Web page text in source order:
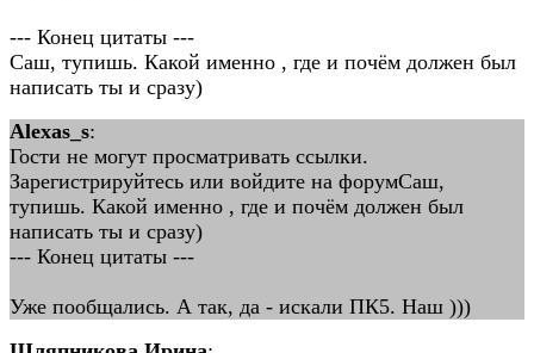
--- Конец цитаты ---
Саш, тупишь. Какой именно , где и почём должен был
написать ты и сразу)
Alexas_s:
Гости не могут просматривать ссылки.
Зарегистрируйтесь или войдите на форумСаш,
тупишь. Какой именно , где и почём должен был
написать ты и сразу)
--- Конец цитаты ---
Уже пообщались. А так, да - искали ПК5. Наш )))